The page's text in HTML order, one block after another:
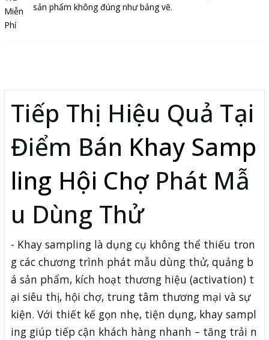
sản phẩm không đúng như bảng vẽ.
Tiếp Thị Hiệu Quả Tại
Điểm Bán Khay Samp
ling Hội ChợPhát Mẫ
u Dùng Thử
- Khay sampling là dụng cụ không thể thiếu tron
g các chương trình phát mẫu dùng thử, quảng b
á sản phẩm, kích hoạt thương hiệu (activation) t
ại siêu thị, hội chợ, trung tâm thương mại và sự
kiện. Với thiết kế gọn nhẹ, tiện dụng, khay sampl
ing giúp tiếp cận khách hàng nhanh – tăng trải n